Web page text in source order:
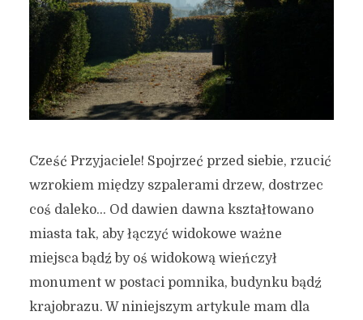
Cześć Przyjaciele! Spojrzeć przed siebie, rzucić
wzrokiem między szpalerami drzew, dostrzec
coś daleko… Od dawien dawna kształtowano
miasta tak, aby łączyć widokowe ważne
miejsca bądź by oś widokową wieńczył
monument w postaci pomnika, budynku bądź
krajobrazu. W niniejszym artykule mam dla